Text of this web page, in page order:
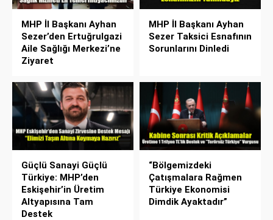
MHP İl Başkanı Ayhan
Sezer’den Ertuğrulgazi
Aile Sağlığı Merkezi’ne
Ziyaret
MHP İl Başkanı Ayhan
Sezer Taksici Esnafının
Sorunlarını Dinledi
Güçlü Sanayi Güçlü
Türkiye: MHP’den
Eskişehir’in Üretim
Altyapısına Tam
Destek
“Bölgemizdeki
Çatışmalara Rağmen
Türkiye Ekonomisi
Dimdik Ayaktadır”